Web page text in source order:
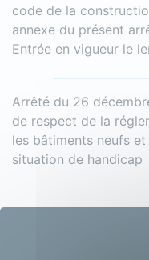
code de la
annexe du présent
Entrée en vigueur le
Arrêté du 26
de respect de la
les bâtiments neufs
situation de handicap